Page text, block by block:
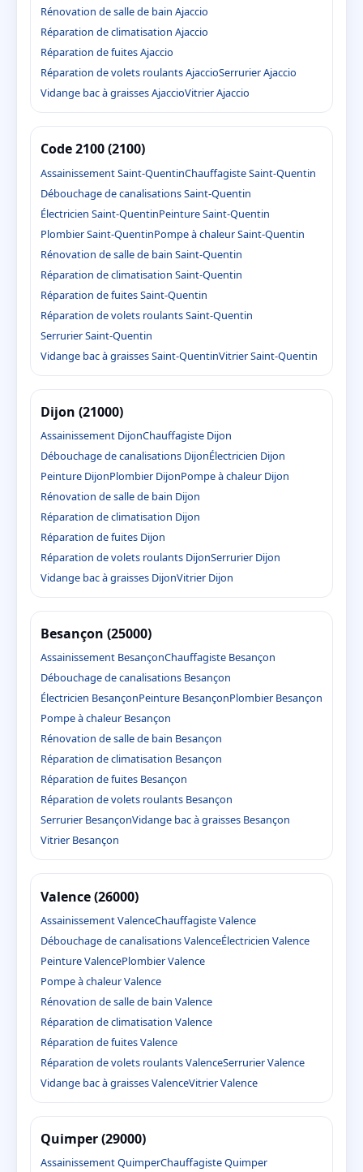
Rénovation de salle de bain Ajaccio
Réparation de climatisation Ajaccio
Réparation de fuites Ajaccio
Réparation de volets roulants AjaccioSerrurier Ajaccio
Vidange bac à graisses AjaccioVitrier Ajaccio
Code 2100 (2100)
Assainissement Saint-QuentinChauffagiste Saint-Quentin
Débouchage de canalisations Saint-Quentin
Électricien Saint-QuentinPeinture Saint-Quentin
Plombier Saint-QuentinPompe à chaleur Saint-Quentin
Rénovation de salle de bain Saint-Quentin
Réparation de climatisation Saint-Quentin
Réparation de fuites Saint-Quentin
Réparation de volets roulants Saint-Quentin
Serrurier Saint-Quentin
Vidange bac à graisses Saint-QuentinVitrier Saint-Quentin
Dijon (21000)
Assainissement DijonChauffagiste Dijon
Débouchage de canalisations DijonÉlectricien Dijon
Peinture DijonPlombier DijonPompe à chaleur Dijon
Rénovation de salle de bain Dijon
Réparation de climatisation Dijon
Réparation de fuites Dijon
Réparation de volets roulants DijonSerrurier Dijon
Vidange bac à graisses DijonVitrier Dijon
Besançon (25000)
Assainissement BesançonChauffagiste Besançon
Débouchage de canalisations Besançon
Électricien BesançonPeinture BesançonPlombier Besançon
Pompe à chaleur Besançon
Rénovation de salle de bain Besançon
Réparation de climatisation Besançon
Réparation de fuites Besançon
Réparation de volets roulants Besançon
Serrurier BesançonVidange bac à graisses Besançon
Vitrier Besançon
Valence (26000)
Assainissement ValenceChauffagiste Valence
Débouchage de canalisations ValenceÉlectricien Valence
Peinture ValencePlombier Valence
Pompe à chaleur Valence
Rénovation de salle de bain Valence
Réparation de climatisation Valence
Réparation de fuites Valence
Réparation de volets roulants ValenceSerrurier Valence
Vidange bac à graisses ValenceVitrier Valence
Quimper (29000)
Assainissement QuimperChauffagiste Quimper